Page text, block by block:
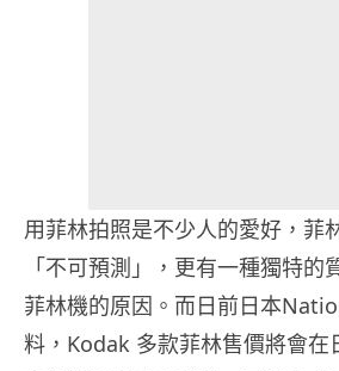
用菲林拍照是不少人的愛好，菲
「不可預測」，更有一種獨特的
菲林機的原因。而日前日本
料，Kodak 多款菲林售價將會在